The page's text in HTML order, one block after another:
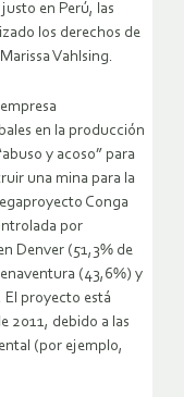
en Perú, las
los derechos de
Vahlsing.
en la producción
y acoso” para
una mina para la
Conga
por
Denver (51,3% de
(43,6%) y
proyecto está
2011, debido a las
(por ejemplo,